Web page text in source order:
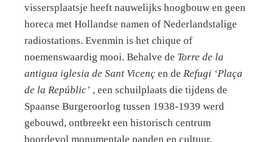
vissersplaatsje heeft nauwelijks hoogbouw en geen
horeca met Hollandse namen of Nederlandstalige
radiostations. Evenmin is het chique of
noemenswaardig mooi. Behalve de Torre de la
antigua iglesia de Sant Vicenç en de Refugi ‘Plaça
de la Repúblic’ , een schuilplaats die tijdens de
Spaanse Burgeroorlog tussen 1938-1939 werd
gebouwd, ontbreekt een historisch centrum
boordevol monumentale panden en cultuur.